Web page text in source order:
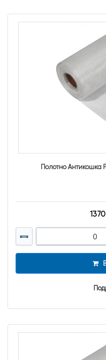
Полотно Антикошка
В